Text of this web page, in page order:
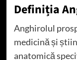
Definiția
Anghirolul
medicină și
anatomică